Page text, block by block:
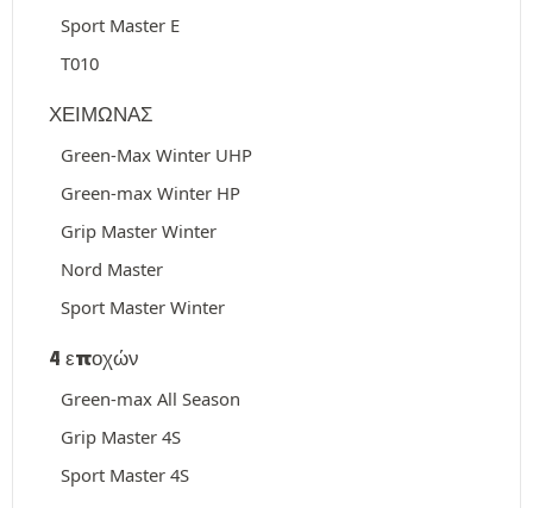
Sport Master E
T010
ΧΕΙΜΩΝΑΣ
Green-Max Winter UHP
Green-max Winter HP
Grip Master Winter
Nord Master
Sport Master Winter
4 εποχών
Green-max All Season
Grip Master 4S
Sport Master 4S